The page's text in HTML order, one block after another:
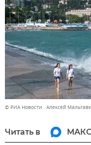
© РИА Новости . Алексей
Читать в МАКС